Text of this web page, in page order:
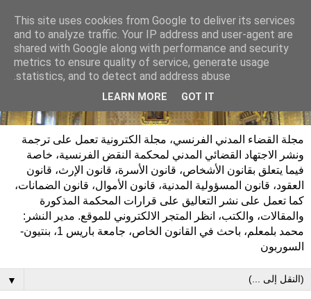
مجلة القضاء المدني الفرنسي، مجلة الكترونية تعمل على ترجمة
ونشر الاجتهاد القضائي المدني لمحكمة النقض الفرنسية، خاصة
فيما يتعلق بقانون الأشخاص، قانون الأسرة، قانون الإرث، قانون
العقود، قانون المسؤولية المدنية، قانون الأموال، قانون الضمانات،
كما تعمل على نشر التعاليق على قرارات المحكمة المذكورة
والمقالات، والكتب، انظر المتجر الالكتروني للموقع. مدير النشر:
محمد بلمعلم، باحث في القانون الخاص، جامعة باريس 1، بنتيون-
السوربون
▼
This site uses cookies from Google to deliver its services
and to analyze traffic. Your IP address and user-agent are
shared with Google along with performance and security
metrics to ensure quality of service, generate usage
statistics, and to detect and address abuse.
LEARN MORE GOT IT